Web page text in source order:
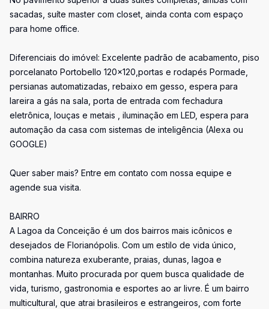
sacadas, suíte master com closet, ainda conta com espaço
para home office.
Diferenciais do imóvel: Excelente padrão de acabamento, piso
porcelanato Portobello 120x120,portas e rodapés Pormade,
persianas automatizadas, rebaixo em gesso, espera para
lareira a gás na sala, porta de entrada com fechadura
eletrônica, louças e metais , iluminação em LED, espera para
automação da casa com sistemas de inteligência (Alexa ou
GOOGLE)
Quer saber mais? Entre em contato com nossa equipe e
agende sua visita.
BAIRRO
A Lagoa da Conceição é um dos bairros mais icônicos e
desejados de Florianópolis. Com um estilo de vida único,
combina natureza exuberante, praias, dunas, lagoa e
montanhas. Muito procurada por quem busca qualidade de
vida, turismo, gastronomia e esportes ao ar livre. É um bairro
multicultural, que atrai brasileiros e estrangeiros, com forte